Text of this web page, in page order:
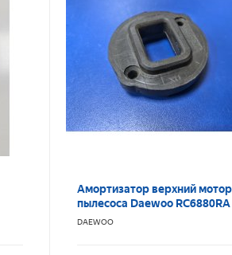
Амортизатор верхний
пылесоса Daewoo RC6880RA
DAEWOO